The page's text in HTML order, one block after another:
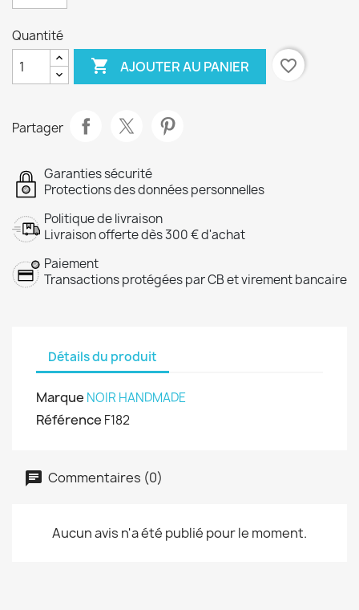
Quantité
 AJOUTER AU PANIER favorite_border
Partager
Garanties sécurité
Protections des données personnelles
Politique de livraison
Livraison offerte dès 300 € d'achat
Paiement
Transactions protégées par CB et virement bancaire
Détails du produit
Marque NOIR HANDMADE
Référence F182
Commentaires (0)
Aucun avis n'a été publié pour le moment.